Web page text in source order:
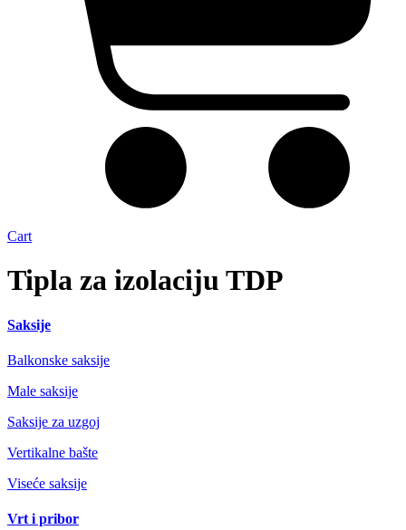
Cart
Tipla za izolaciju TDP
Saksije
Balkonske saksije
Male saksije
Saksije za uzgoj
Vertikalne bašte
Viseće saksije
Vrt i pribor